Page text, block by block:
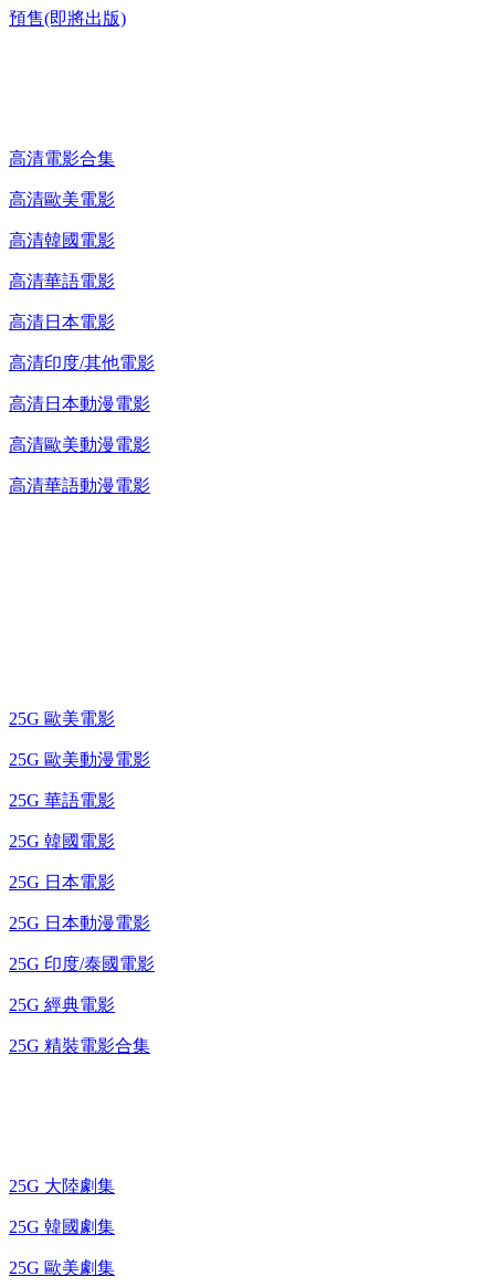
預售(即將出版)
高清電影合集
高清歐美電影
高清韓國電影
高清華語電影
高清日本電影
高清印度/其他電影
高清日本動漫電影
高清歐美動漫電影
高清華語動漫電影
25G 歐美電影
25G 歐美動漫電影
25G 華語電影
25G 韓國電影
25G 日本電影
25G 日本動漫電影
25G 印度/泰國電影
25G 經典電影
25G 精裝電影合集
25G 大陸劇集
25G 韓國劇集
25G 歐美劇集